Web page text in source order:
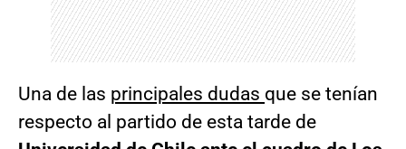
Una de las principales dudas que se tenían
respecto al partido de esta tarde de